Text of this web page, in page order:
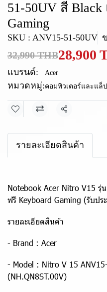
51-50UV สี
Gaming
SKU : ANV15-51-50UV
32,990 THB28,900
แบรนด์: Acer
หมวดหมู่:คอมพิวเตอร์และแล็
แชร์
รายละเอียดสินค้า
Notebook Acer Nitro V15 รุ่
ฟรี Keyboard Gaming (รับป
รายละเอียดสินค้า
- Brand : Acer
- Model : Nitro V 15
(NH.QN8ST.00V)